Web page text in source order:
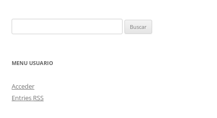
MENU USUARIO
Acceder
Entries RSS